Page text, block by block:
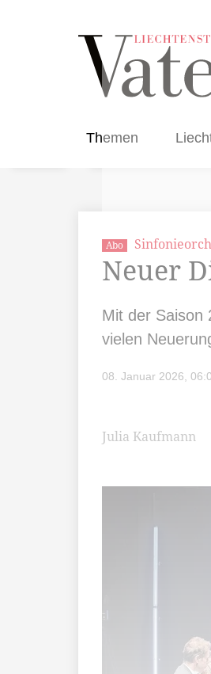
Themen
Abo
Neuer
Mit der Saison
vielen
08. Januar 2026,
Julia Kaufmann